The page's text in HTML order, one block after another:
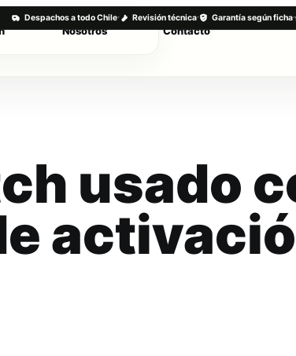
Despachos a todo Chile· Revisión técnica· Garantía según ficha·
Nosotros Contacto
usado